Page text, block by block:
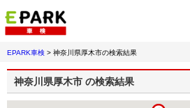
EPARK車検 > 神奈川県厚木市の検索結果
神奈川県厚木市 の検索結果